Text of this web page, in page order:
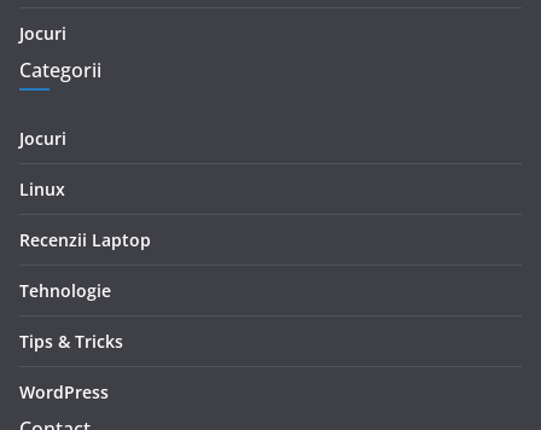
Jocuri
Categorii
Jocuri
Linux
Recenzii Laptop
Tehnologie
Tips & Tricks
WordPress